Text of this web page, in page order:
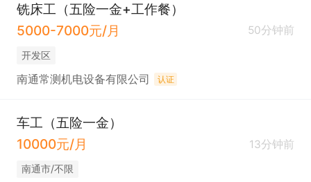
只需两步，轻松找工作：1、先点击投简历；2、再打
电话。联系时请说是在通才人才网看到的！
铣床工（五险一金+工作餐）
5000-7000元/月
50分钟前
开发区
南通常测机电设备有限公司 认证
车工（五险一金）
10000元/月
13分钟前
南通市/不限